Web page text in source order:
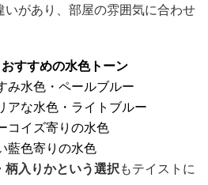
があり、部屋の雰囲気に合わせ
おすすめの水色トーン
み水色・ペールブルー
アな水色・ライトブルー
コイズ寄りの水色
藍色寄りの水色
柄入りかという選択もテイストに